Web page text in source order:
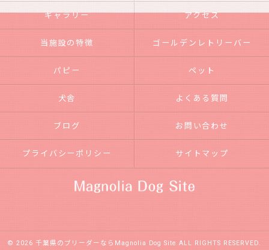
ギャラリー アクセス
当施設の特徴 ゴールデンレトリーバー
パピー ペット
犬舎 よくある質問
ブログ お問い合わせ
プライバシーポリシー サイトマップ
© 2026 千葉県のブリーダーならMagnolia Dog Site ALL RIGHTS RESERVED.